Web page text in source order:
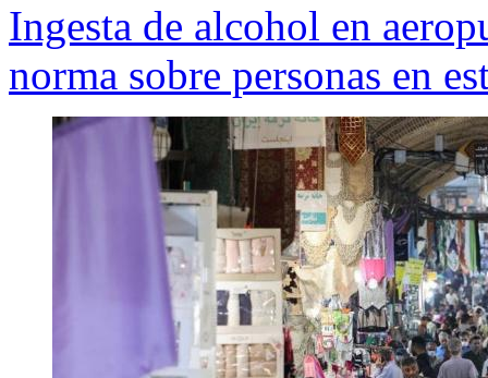
Ingesta de alcohol en
norma sobre personas en